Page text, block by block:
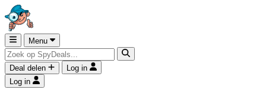
Menu
Deal delen
Log in
Log in